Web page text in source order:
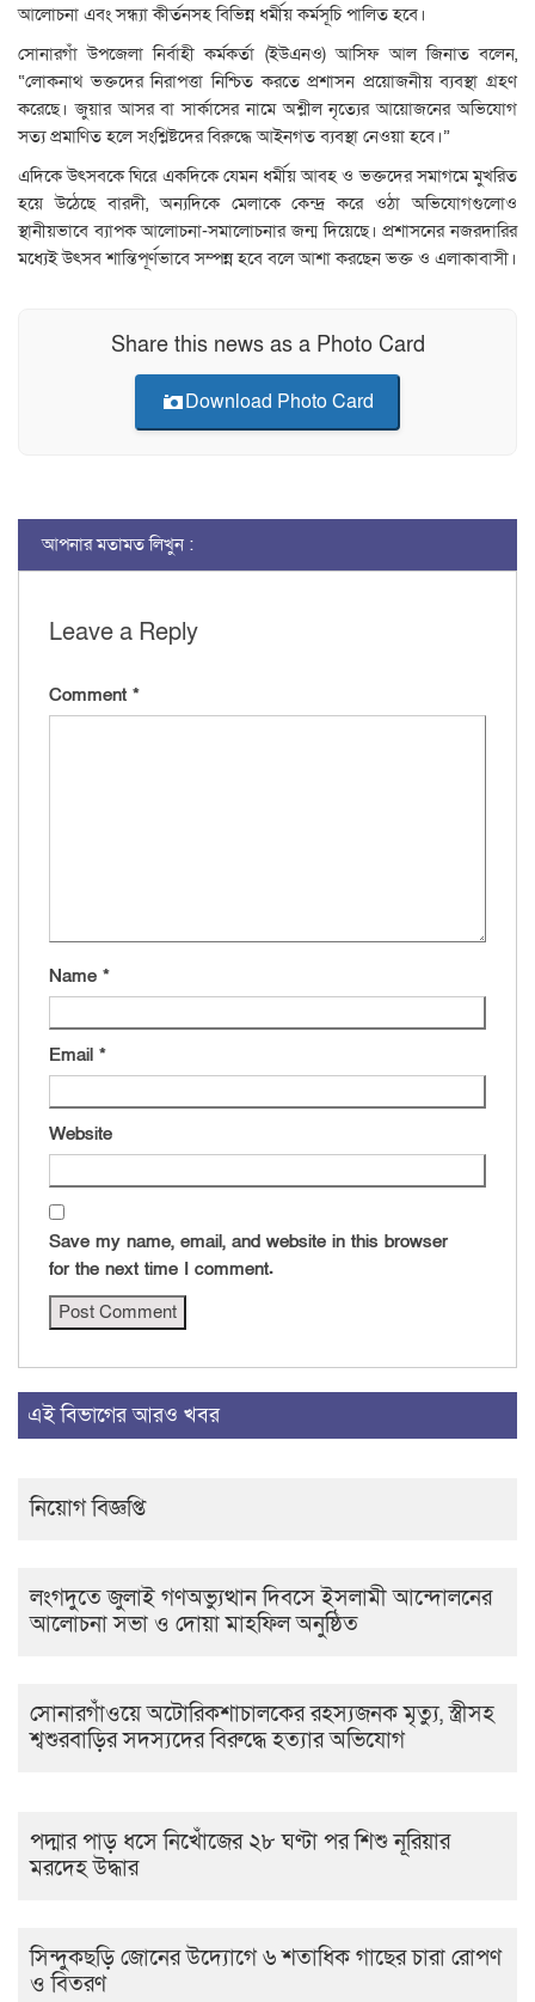
আলোচনা এবং সন্ধ্যা কীর্তনসহ বিভিন্ন ধর্মীয় কর্মসূচি পালিত হবে।
সোনারগাঁ উপজেলা নির্বাহী কর্মকর্তা (ইউএনও) আসিফ আল জিনাত বলেন,
“লোকনাথ ভক্তদের নিরাপত্তা নিশ্চিত করতে প্রশাসন প্রয়োজনীয় ব্যবস্থা গ্রহণ
করেছে। জুয়ার আসর বা সার্কাসের নামে অশ্লীল নৃত্যের আয়োজনের অভিযোগ
সত্য প্রমাণিত হলে সংশ্লিষ্টদের বিরুদ্ধে আইনগত ব্যবস্থা নেওয়া হবে।”
এদিকে উৎসবকে ঘিরে একদিকে যেমন ধর্মীয় আবহ ও ভক্তদের সমাগমে মুখরিত
হয়ে উঠেছে বারদী, অন্যদিকে মেলাকে কেন্দ্র করে ওঠা অভিযোগগুলোও
স্থানীয়ভাবে ব্যাপক আলোচনা-সমালোচনার জন্ম দিয়েছে। প্রশাসনের নজরদারির
মধ্যেই উৎসব শান্তিপূর্ণভাবে সম্পন্ন হবে বলে আশা করছেন ভক্ত ও এলাকাবাসী।
Share this news as a Photo Card
Download Photo Card
আপনার মতামত লিখুন :
Leave a Reply
Comment *
Name *
Email *
Website
Save my name, email, and website in this browser
for the next time I comment.
এই বিভাগের আরও খবর
নিয়োগ বিজ্ঞপ্তি
লংগদুতে জুলাই গণঅভ্যুত্থান দিবসে ইসলামী আন্দোলনের
আলোচনা সভা ও দোয়া মাহফিল অনুষ্ঠিত
সোনারগাঁওয়ে অটোরিকশাচালকের রহস্যজনক মৃত্যু, স্ত্রীসহ
শ্বশুরবাড়ির সদস্যদের বিরুদ্ধে হত্যার অভিযোগ
পদ্মার পাড় ধসে নিখোঁজের ২৮ ঘণ্টা পর শিশু নূরিয়ার
মরদেহ উদ্ধার
সিন্দুকছড়ি জোনের উদ্যোগে ৬ শতাধিক গাছের চারা রোপণ
ও বিতরণ